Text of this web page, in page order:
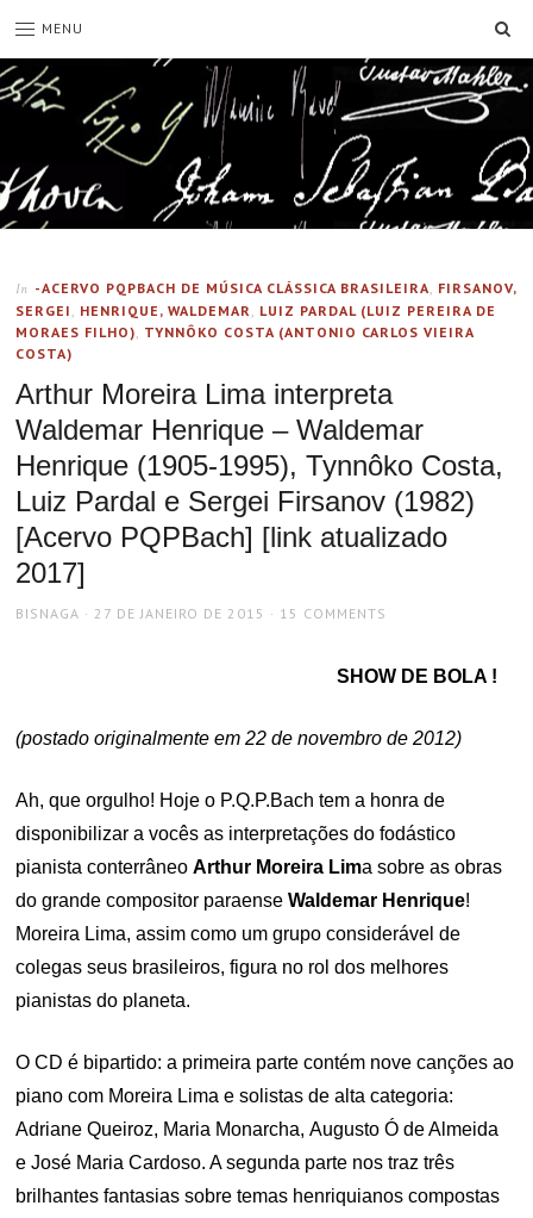
MENU
In -ACERVO PQPBACH DE MÚSICA CLÁSSICA BRASILEIRA, FIRSANOV,
SERGEI , HENRIQUE, WALDEMAR, LUIZ PARDAL (LUIZ PEREIRA DE
MORAES FILHO), TYNNÔKO COSTA (ANTONIO CARLOS VIEIRA
COSTA)
Arthur Moreira Lima interpreta
Waldemar Henrique – Waldemar
Henrique (1905-1995), Tynnôko Costa,
Luiz Pardal e Sergei Firsanov (1982)
[Acervo PQPBach] [link atualizado
2017]
AUTHOR
BISNAGA
POSTED
27 DE JANEIRO DE 2015 15 COMMENTS
SHOW DE BOLA !
(postado originalmente em 22 de novembro de 2012)
Ah, que orgulho! Hoje o P.Q.P.Bach tem a honra de
disponibilizar a vocês as interpretações do fodástico
pianista conterrâneoArthur Moreira Lima sobre as obras
do grande compositor paraenseWaldemar Henrique!
Moreira Lima, assim como um grupo considerável de
colegas seus brasileiros, figura no rol dos melhores
pianistas do planeta.
O CD é bipartido: a primeira parte contém nove canções ao
piano com Moreira Lima e solistas de alta categoria:
Adriane Queiroz, Maria Monarcha, Augusto Ó de Almeida
e José Maria Cardoso. A segunda parte nos traz três
brilhantes fantasias sobre temas henriquianos compostas